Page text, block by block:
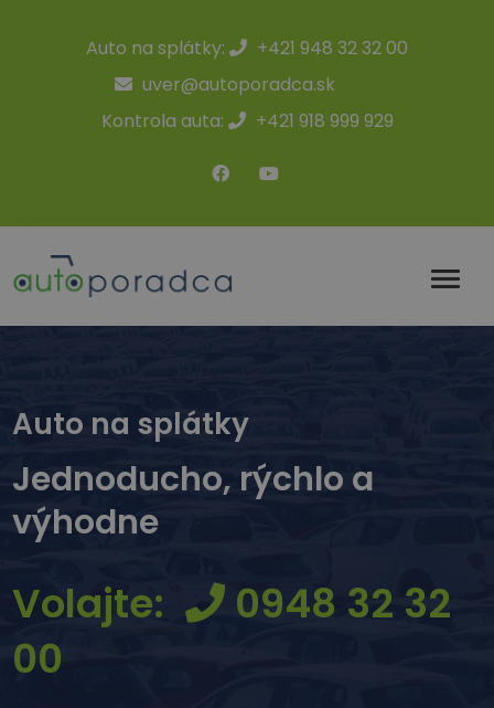
Auto na splátky:
+421 948 32 32 00
uver@autoporadca.sk
Kontrola auta:
+421 918 999 929
Auto na splátky
Jednoducho, rýchlo a
výhodne
Volajte:
0948 32 32
00